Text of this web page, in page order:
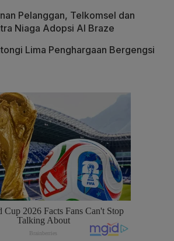
Pelanggan, Telkomsel dan
Niaga Adopsi AI Braze
Lima Penghargaan Bergengsi